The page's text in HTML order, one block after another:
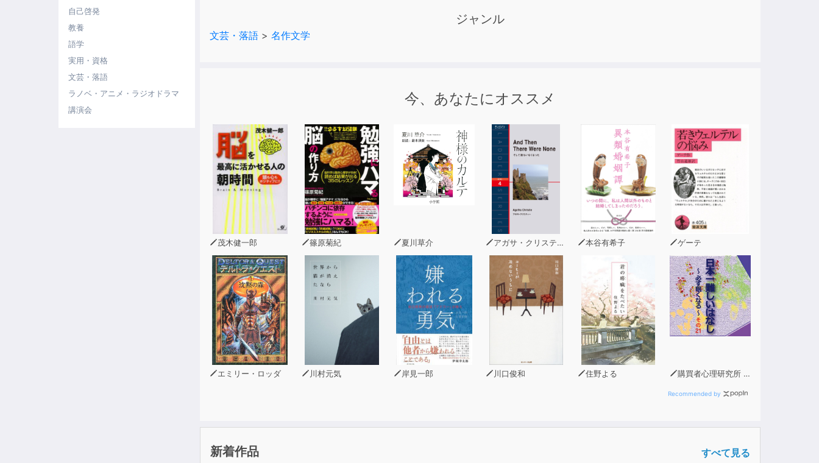
自己啓発
教養
語学
実用・資格
文芸・落語
ラノベ・アニメ・ラジオドラマ
講演会
ジャンル
文芸・落語 > 名作文学
今、あなたにオススメ
茂木健一郎 篠原菊紀 夏川草介 アガサ・クリスティー 本谷有希子 ゲーテ
エミリー・ロッダ 川村元気 岸見一郎 川口俊和 住野よる 購買者心理研究所 株式会社モデンナ 顧問 青木幹和
Recommended by
新着作品 すべて見る